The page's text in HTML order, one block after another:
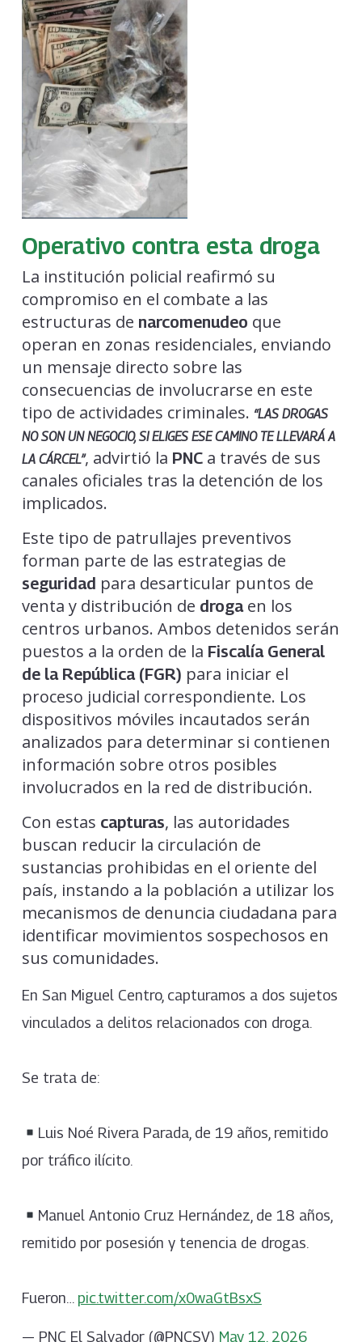
Operativo contra esta droga
La institución policial reafirmó su
compromiso en el combate a las
estructuras de narcomenudeo que
operan en zonas residenciales, enviando
un mensaje directo sobre las
consecuencias de involucrarse en este
tipo de actividades criminales. “LAS DROGAS
NO SON UN NEGOCIO, SI ELIGES ESE CAMINO TE LLEVARÁ A
LA CÁRCEL”, advirtió la PNCa través de sus
canales oficiales tras la detención de los
implicados.
Este tipo de patrullajes preventivos
forman parte de las estrategias de
seguridad para desarticular puntos de
venta y distribución de drogaen los
centros urbanos. Ambos detenidos serán
puestos a la orden de la Fiscalía General
de la República (FGR) para iniciar el
proceso judicial correspondiente. Los
dispositivos móviles incautados serán
analizados para determinar si contienen
información sobre otros posibles
involucrados en la red de distribución.
Con estas capturas, las autoridades
buscan reducir la circulación de
sustancias prohibidas en el oriente del
país, instando a la población a utilizar los
mecanismos de denuncia ciudadana para
identificar movimientos sospechosos en
sus comunidades.
En San Miguel Centro, capturamos a dos sujetos
vinculados a delitos relacionados con droga.
Se trata de:
Luis Noé Rivera Parada, de 19 años, remitido
por tráfico ilícito.
Manuel Antonio Cruz Hernández, de 18 años,
remitido por posesión y tenencia de drogas.
Fueron… pic.twitter.com/x0waGtBsxS
— PNC El Salvador (@PNCSV) May 12, 2026